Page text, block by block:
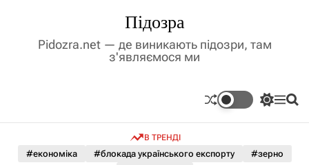
Підозра
Pidozra.net — де виникають підозри, там
з'являємося ми
П
м
М П
В ТРЕНДІ
#економіка #блокада українського експорту
#зерно